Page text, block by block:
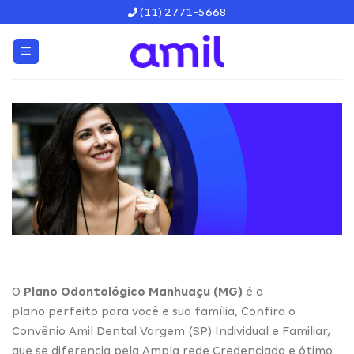
content
(11) 2771-5668
O Plano Odontológico Manhuaçu (MG) é o
plano perfeito para você e sua família, Confira o
Convênio Amil Dental Vargem (SP) Individual e Familiar,
que se diferencia pela Ampla rede Credenciada e ótimo